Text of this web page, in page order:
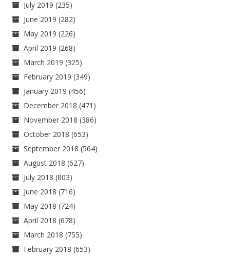
July 2019 (235)
June 2019 (282)
May 2019 (226)
April 2019 (268)
March 2019 (325)
February 2019 (349)
January 2019 (456)
December 2018 (471)
November 2018 (386)
October 2018 (653)
September 2018 (564)
August 2018 (627)
July 2018 (803)
June 2018 (716)
May 2018 (724)
April 2018 (678)
March 2018 (755)
February 2018 (653)